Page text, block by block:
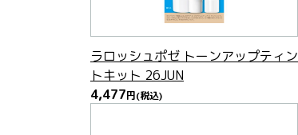
ラロッシュポゼ トーンアップティン
トキット 26JUN
4,477円(税込)